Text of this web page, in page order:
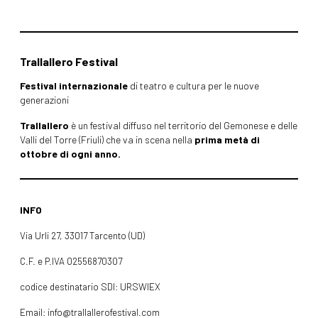
Trallallero Festival
Festival internazionale di teatro e cultura per le nuove
generazioni
Trallallero è un festival diffuso nel territorio del Gemonese e delle
Valli del Torre (Friuli) che va in scena nella prima metà di
ottobre di ogni anno.
INFO
Via Urli 27, 33017 Tarcento (UD)
C.F. e P.IVA 02556870307
codice destinatario SDI: URSWIEX
Email: info@trallallerofestival.com